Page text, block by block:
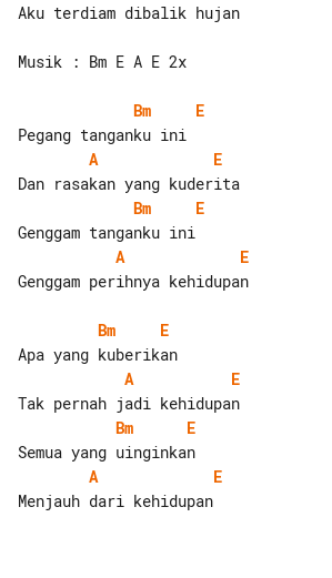
Aku terdiam dibalik hujan
Musik : Bm E A E 2x
Bm
E
A
E
Bm
E
A
E
Genggam perihnya kehidupan
Bm
E
A
E
Bm
E
A
E
Menjauh dari kehidupan